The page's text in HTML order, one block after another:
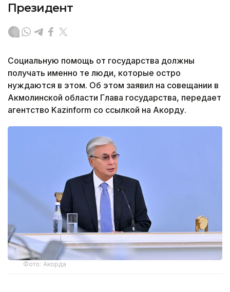
Президент
Социальную помощь от государства должны
получать именно те люди, которые остро
нуждаются в этом. Об этом заявил на совещании в
Акмолинской области Глава государства, передает
агентство Kazinform со ссылкой на Акорду.
Фото: Акорда